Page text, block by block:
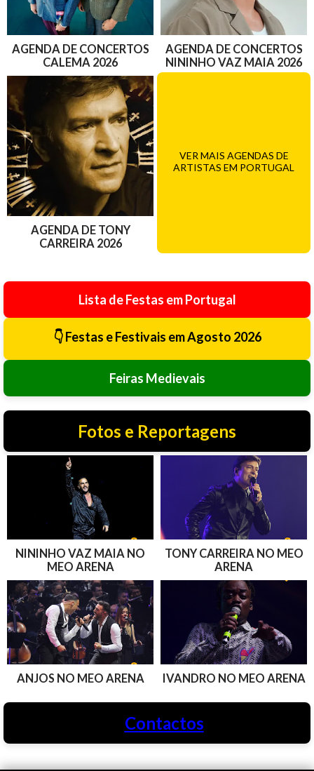
AGENDA DE CONCERTOS
CALEMA 2026
AGENDA DE CONCERTOS
NININHO VAZ MAIA 2026
AGENDA DE TONY
CARREIRA 2026
VER MAIS AGENDAS DE
ARTISTAS EM PORTUGAL
Lista de Festas em Portugal
👇 Festas e Festivais em Agosto 2026
Feiras Medievais
Fotos e Reportagens
NININHO VAZ MAIA NO
MEO ARENA
TONY CARREIRA NO MEO
ARENA
ANJOS NO MEO ARENA IVANDRO NO MEO ARENA
Contactos